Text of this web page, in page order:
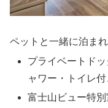
ペットと一緒に泊まれ
プライベートド
ャワー・トイレ付
富士山ビュー特